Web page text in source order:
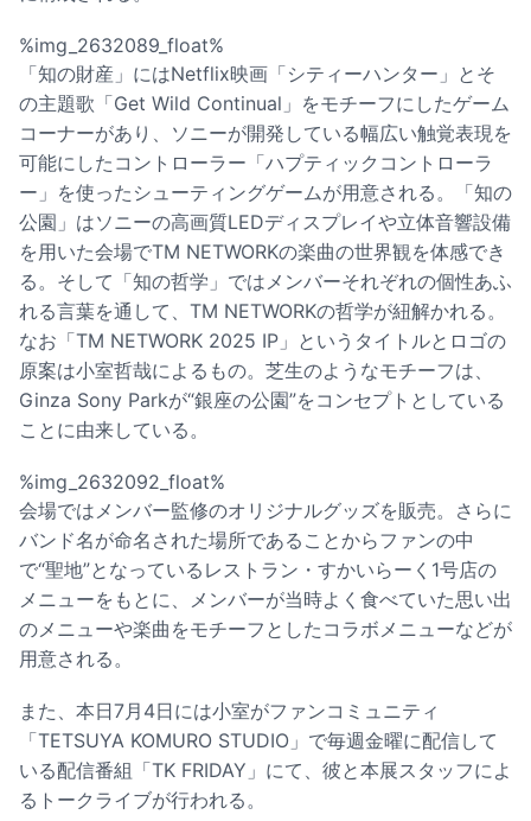
%img_2632089_float%
「知の財産」にはNetflix映画「シティーハンター」とそ
の主題歌「Get Wild Continual」をモチーフにしたゲーム
コーナーがあり、ソニーが開発している幅広い触覚表現を
可能にしたコントローラー「ハプティックコントローラ
ー」を使ったシューティングゲームが用意される。「知の
公園」はソニーの高画質LEDディスプレイや立体音響設備
を用いた会場でTM NETWORKの楽曲の世界観を体感でき
る。そして「知の哲学」ではメンバーそれぞれの個性あふ
れる言葉を通して、TM NETWORKの哲学が紐解かれる。
なお「TM NETWORK 2025 IP」というタイトルとロゴの
原案は小室哲哉によるもの。芝生のようなモチーフは、
Ginza Sony Parkが“銀座の公園”をコンセプトとしている
ことに由来している。
%img_2632092_float%
会場ではメンバー監修のオリジナルグッズを販売。さらに
バンド名が命名された場所であることからファンの中
で“聖地”となっているレストラン・すかいらーく1号店の
メニューをもとに、メンバーが当時よく食べていた思い出
のメニューや楽曲をモチーフとしたコラボメニューなどが
用意される。
また、本日7月4日には小室がファンコミュニティ
「TETSUYA KOMURO STUDIO」で毎週金曜に配信して
いる配信番組「TK FRIDAY」にて、彼と本展スタッフによ
るトークライブが行われる。